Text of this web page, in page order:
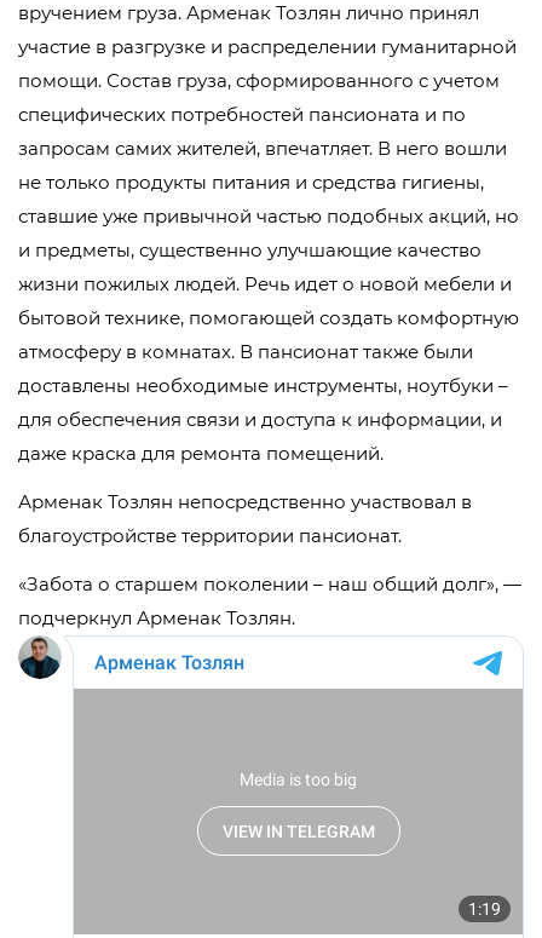
вручением груза. Арменак Тозлян лично принял
участие в разгрузке и распределении гуманитарной
помощи. Состав груза, сформированного с учетом
специфических потребностей пансионата и по
запросам самих жителей, впечатляет. В него вошли
не только продукты питания и средства гигиены,
ставшие уже привычной частью подобных акций, но
и предметы, существенно улучшающие качество
жизни пожилых людей. Речь идет о новой мебели и
бытовой технике, помогающей создать комфортную
атмосферу в комнатах. В пансионат также были
доставлены необходимые инструменты, ноутбуки –
для обеспечения связи и доступа к информации, и
даже краска для ремонта помещений.
Арменак Тозлян непосредственно участвовал в
благоустройстве территории пансионат.
«Забота о старшем поколении – наш общий долг», —
подчеркнул Арменак Тозлян.